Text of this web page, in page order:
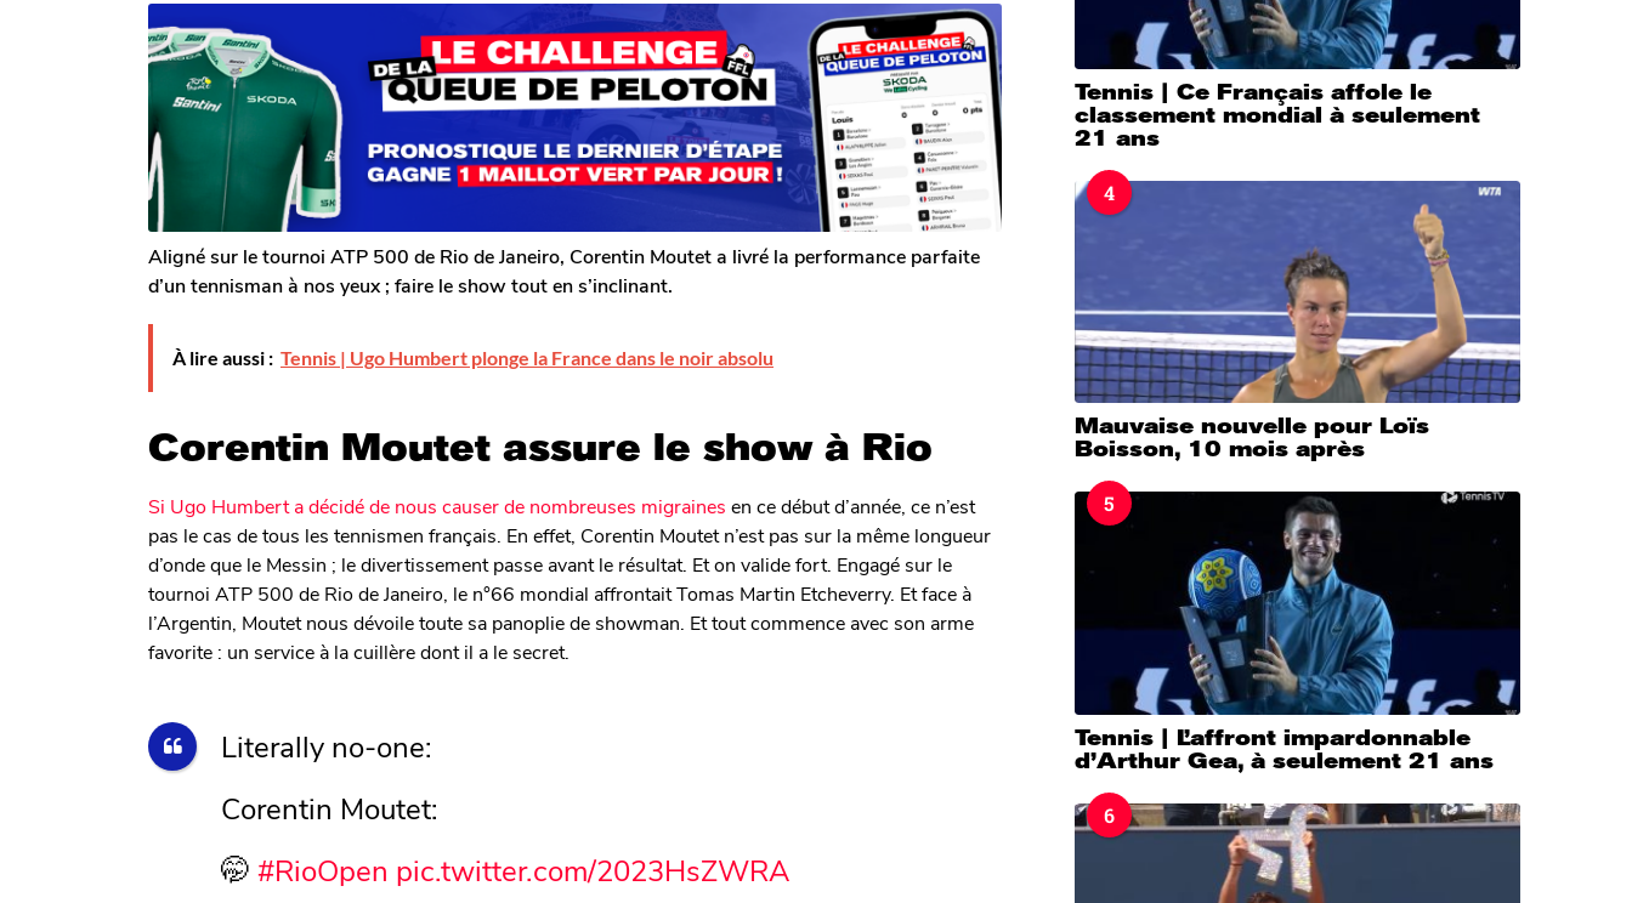
a
g
o
r
T
o
m
G
a
l
e
r
o
n
a
g
o
Aligné sur le tournoi ATP 500 de Rio de Janeiro, Corentin Moutet a livré la performance parfaite
d’un tennisman à nos yeux ; faire le show tout en s’inclinant.
À lire aussi : Tennis | Ugo Humbert plonge la France dans le noir absolu
Corentin Moutet assure le show à Rio
Si Ugo Humbert a décidé de nous causer de nombreuses migraines en ce début d’année, ce n’est
pas le cas de tous les tennismen français. En effet, Corentin Moutet n’est pas sur la même longueur
d’onde que le Messin ; le divertissement passe avant le résultat. Et on valide fort. Engagé sur le
tournoi ATP 500 de Rio de Janeiro, le n°66 mondial affrontait Tomas Martin Etcheverry. Et face à
l’Argentin, Moutet nous dévoile toute sa panoplie de showman. Et tout commence avec son arme
favorite : un service à la cuillère dont il a le secret.
Literally no-one:
Corentin Moutet:
🤭 #RioOpen pic.twitter.com/2023HsZWRA
Tennis | Ce Français affole le
classement mondial à seulement
21 ans
4
Mauvaise nouvelle pour Loïs
Boisson, 10 mois après
5
Tennis | L’affront impardonnable
d’Arthur Gea, à seulement 21 ans
6